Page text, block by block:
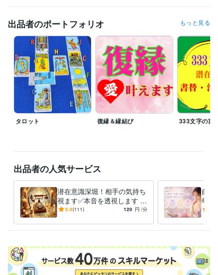
占い 遠隔透視 統計学による鑑定
不倫
出品者のポートフォリオ もっと見る
タロット 復縁＆縁結び 333文字の言
出品者の人気サービス
潜在意識深堀！相手の気持ち
視ます✅本音を透視します ✅
復縁・恋愛・不倫・片思い・
5.0(111) 120 円 /分
自己
年間
愛、